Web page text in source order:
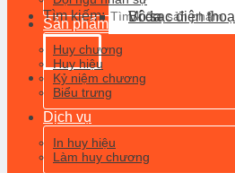
Tìm kiếm: Ví da
Bộ sạc điện
Sản phẩm
Huy chương
Huy hiệu
Kỷ niệm chương
Biểu trưng
Dịch vụ
In huy hiệu
Làm huy chương